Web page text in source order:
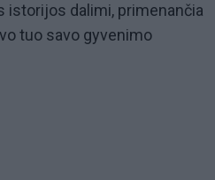
istorijos dalimi, primenančia
tuo savo gyvenimo